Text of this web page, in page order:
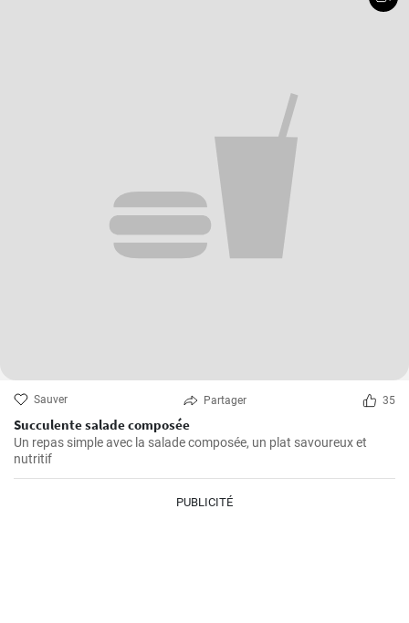
Sauver Partager 35
Succulente salade composée
Un repas simple avec la salade composée, un plat savoureux et
nutritif
PUBLICITÉ